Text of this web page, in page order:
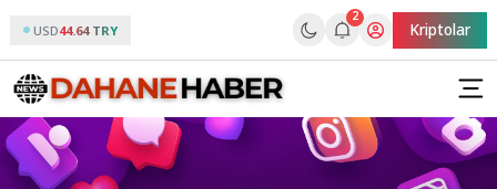
USD44.64 TRY
2
Kriptolar